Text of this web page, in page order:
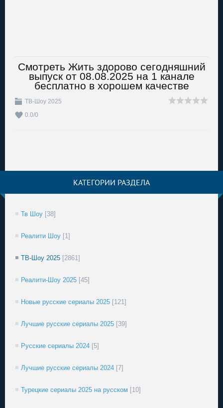
Смотреть Жить здорово сегодняшний
выпуск от 08.08.2025 на 1 канале
бесплатно в хорошем качестве
ТВ-Шоу 2025
0.0/0
КАТЕГОРИИ РАЗДЕЛА
Тв Шоу [38]
Реалити Шоу [1]
ТВ-Шоу 2025 [2861]
Реалити-Шоу 2025 [45]
Новые русские сериалы 2025 [121]
Лучшие русские сериалы 2025 [39]
Русские сериалы 2024 [5]
Лучшие русские сериалы 2024 [7]
Турецкие сериалы 2025 на русском [10]